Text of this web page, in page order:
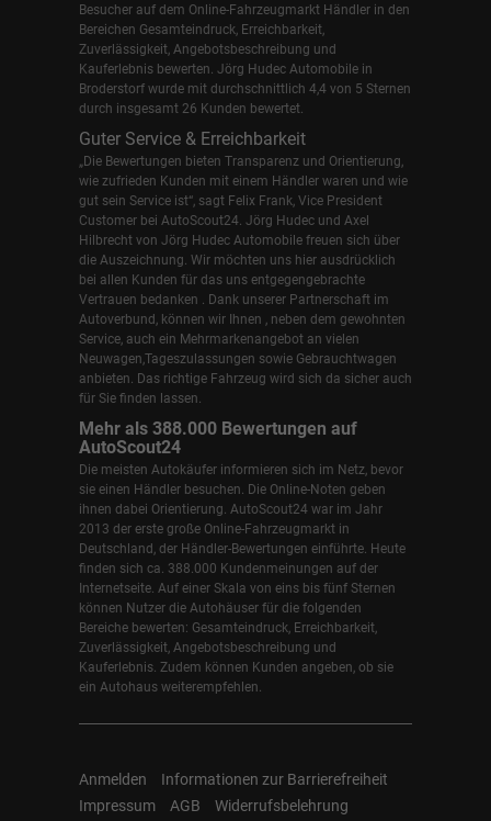
Besucher auf dem Online-Fahrzeugmarkt Händler in den
Bereichen Gesamteindruck, Erreichbarkeit,
Zuverlässigkeit, Angebotsbeschreibung und
Kauferlebnis bewerten. Jörg Hudec Automobile in
Broderstorf wurde mit durchschnittlich 4,4 von 5 Sternen
durch insgesamt 26 Kunden bewertet.
Guter Service & Erreichbarkeit
„Die Bewertungen bieten Transparenz und Orientierung,
wie zufrieden Kunden mit einem Händler waren und wie
gut sein Service ist“, sagt Felix Frank, Vice President
Customer bei AutoScout24. Jörg Hudec und Axel
Hilbrecht von Jörg Hudec Automobile freuen sich über
die Auszeichnung. Wir möchten uns hier ausdrücklich
bei allen Kunden für das uns entgegengebrachte
Vertrauen bedanken . Dank unserer Partnerschaft im
Autoverbund, können wir Ihnen , neben dem gewohnten
Service, auch ein Mehrmarkenangebot an vielen
Neuwagen,Tageszulassungen sowie Gebrauchtwagen
anbieten. Das richtige Fahrzeug wird sich da sicher auch
für Sie finden lassen.
Mehr als 388.000 Bewertungen auf
AutoScout24
Die meisten Autokäufer informieren sich im Netz, bevor
sie einen Händler besuchen. Die Online-Noten geben
ihnen dabei Orientierung. AutoScout24 war im Jahr
2013 der erste große Online-Fahrzeugmarkt in
Deutschland, der Händler-Bewertungen einführte. Heute
finden sich ca. 388.000 Kundenmeinungen auf der
Internetseite. Auf einer Skala von eins bis fünf Sternen
können Nutzer die Autohäuser für die folgenden
Bereiche bewerten: Gesamteindruck, Erreichbarkeit,
Zuverlässigkeit, Angebotsbeschreibung und
Kauferlebnis. Zudem können Kunden angeben, ob sie
ein Autohaus weiterempfehlen.
Anmelden
Informationen zur Barrierefreiheit
Impressum
AGB Widerrufsbelehrung